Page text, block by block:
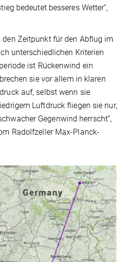
bedeutet besseres Wetter“,
den Zeitpunkt für den Abflug im
unterschiedlichen Kriterien
ist Rückenwind ein
sie vor allem in klaren
auf, selbst wenn sie
Luftdruck fliegen sie nur,
Gegenwind herrscht“,
Radolfzeller Max-Planck-